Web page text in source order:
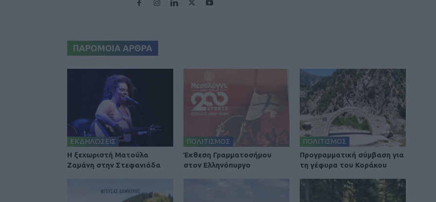
ΠΑΡΟΜΟΙΑ ΑΡΘΡΑ
ΕΚΔΗΛΩΣΕΙΣ
Η ξεχωριστή Ματούλα
Ζαμάνη στην Στεφανιάδα
ΠΟΛΙΤΙΣΜΟΣ
Έκθεση Γραμματοσήμου
στον Ελληνόπυργο
ΠΟΛΙΤΙΣΜΟΣ
Προγραμματική σύμβαση για
τη γέφυρα του Κοράκου